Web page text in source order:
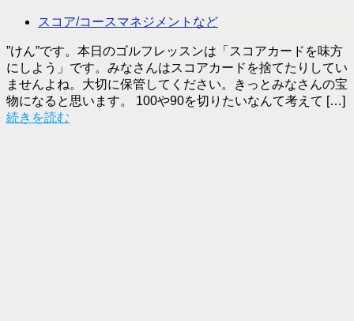
スコア/コースマネジメントなど
”けん”です。本日のゴルフレッスンは「スコアカードを味方
にしよう」です。みなさんはスコアカードを捨てたりしてい
ませんよね。大切に保管してください。きっとみなさんの宝
物になると思います。 100や90を切りたいなんて考えて […]
続きを読む